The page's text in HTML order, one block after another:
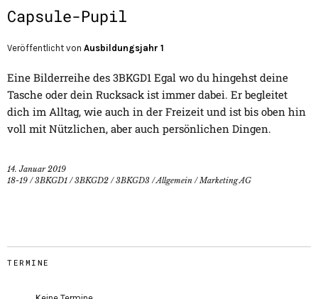
Capsule-Pupil
Veröffentlicht von Ausbildungsjahr 1
Eine Bilderreihe des 3BKGD1 Egal wo du hingehst deine
Tasche oder dein Rucksack ist immer dabei. Er begleitet
dich im Alltag, wie auch in der Freizeit und ist bis oben hin
voll mit Nützlichen, aber auch persönlichen Dingen.
14. Januar 2019
18-19 /3BKGD1 /3BKGD2 /3BKGD3 /Allgemein /Marketing AG
TERMINE